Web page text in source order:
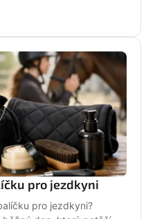
pro jezdkyni
pro jezdkyni?